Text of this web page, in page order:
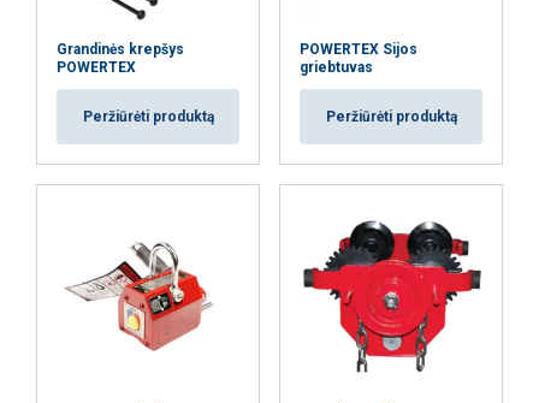
Grandinės krepšys
POWERTEX
Peržiūrėti produktą
POWERTEX Sijos
griebtuvas
Peržiūrėti produktą
LITHUANIAN
ENGLISH TRANSLATION
Ši svetainė naudoja slapukus
suasmeninti turinį, skelbimus ir analizuoti
srautą. Taip pat dalijamės informacija apie
jūsų naudojimąsi mūsų svetaine su mūsų
reklamos ir analizės partneriais, kurie gali
ją sujungti su kita informacija, kurią jiems
pateikėte arba kurią jie surinko, kai